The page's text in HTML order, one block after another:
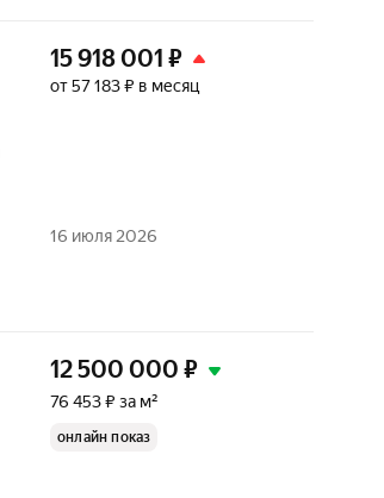
15 918 001 ₽
от 57 183 ₽ в месяц
16 июля 2026
12 500 000 ₽
76 453 ₽ за м²
онлайн показ